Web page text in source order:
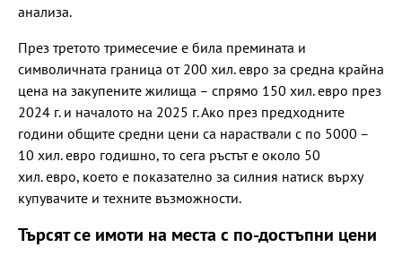
анализа.
През третото тримесечие е била премината и
символичната граница от 200 хил. евро за средна крайна
цена на закупените жилища – спрямо 150 хил. евро през
2024 г. и началото на 2025 г. Ако през предходните
години общите средни цени са нараствали с по 5000 –
10 хил. евро годишно, то сега ръстът е около 50
хил. евро, което е показателно за силния натиск върху
купувачите и техните възможности.
Търсят се имоти на места с по-достъпни цени